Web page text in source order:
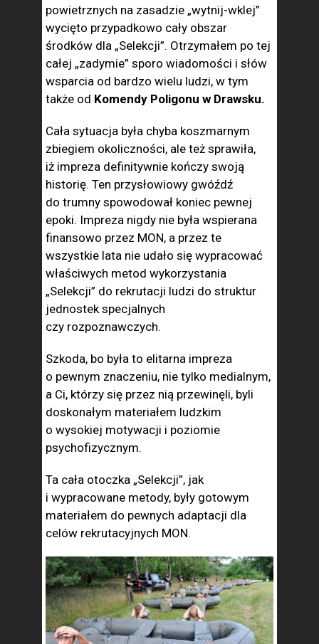
powietrznych na zasadzie „wytnij-wklej”
wycięto przypadkowo cały obszar
środków dla „Selekcji”. Otrzymałem po tej
całej „zadymie” sporo wiadomości i słów
wsparcia od bardzo wielu ludzi, w tym
także od Komendy Poligonu w Drawsku.
Cała sytuacja była chyba koszmarnym
zbiegiem okoliczności, ale też sprawiła,
iż impreza definitywnie kończy swoją
historię. Ten przysłowiowy gwóźdź
do trumny spowodował koniec pewnej
epoki. Impreza nigdy nie była wspierana
finansowo przez MON, a przez te
wszystkie lata nie udało się wypracować
właściwych metod wykorzystania
„Selekcji” do rekrutacji ludzi do struktur
jednostek specjalnych
czy rozpoznawczych.
Szkoda, bo była to elitarna impreza
o pewnym znaczeniu, nie tylko medialnym,
a Ci, którzy się przez nią przewinęli, byli
doskonałym materiałem ludzkim
o wysokiej motywacji i poziomie
psychofizycznym.
Ta cała otoczka „Selekcji”, jak
i wypracowane metody, były gotowym
materiałem do pewnych adaptacji dla
celów rekrutacyjnych MON.